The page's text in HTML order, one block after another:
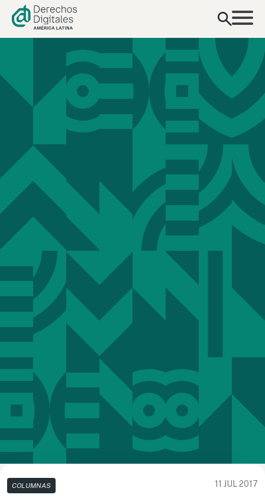
contenido
COLUMNAS 11 JUL 2017